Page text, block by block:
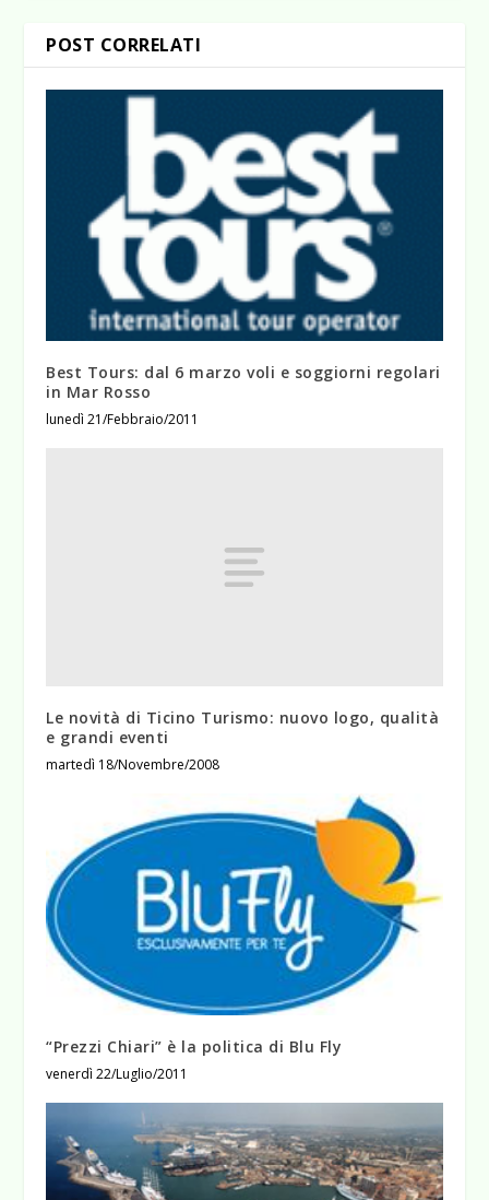
POST CORRELATI
Best Tours: dal 6 marzo voli e soggiorni regolari
in Mar Rosso
lunedì 21/Febbraio/2011
Le novità di Ticino Turismo: nuovo logo, qualità
e grandi eventi
martedì 18/Novembre/2008
“Prezzi Chiari” è la politica di Blu Fly
venerdì 22/Luglio/2011